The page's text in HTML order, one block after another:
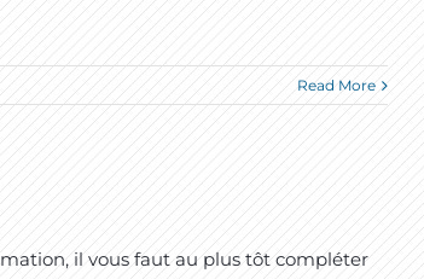
Read More
il vous faut au plus tôt compléter